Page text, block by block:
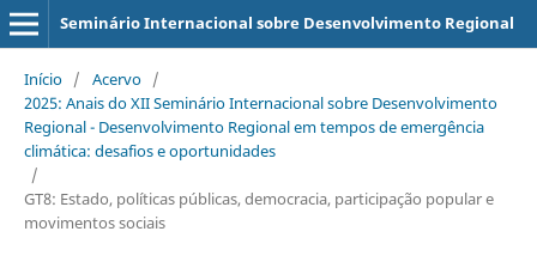
Seminário Internacional sobre Desenvolvimento Regional
Início / Acervo /
2025: Anais do XII Seminário Internacional sobre Desenvolvimento
Regional - Desenvolvimento Regional em tempos de emergência
climática: desafios e oportunidades
/
GT8: Estado, políticas públicas, democracia, participação popular e
movimentos sociais